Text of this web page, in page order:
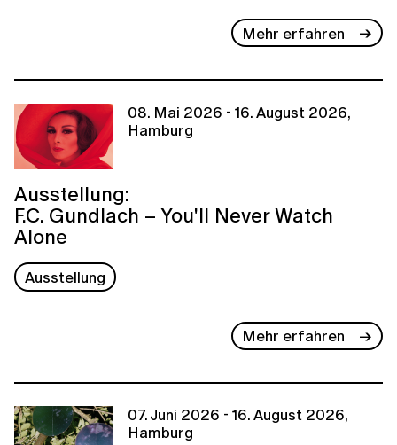
Mehr erfahren
08. Mai 2026 - 16. August 2026,
Hamburg
Ausstellung:
F.C. Gundlach – You'll Never Watch
Alone
Ausstellung
Mehr erfahren
07. Juni 2026 - 16. August 2026,
Hamburg